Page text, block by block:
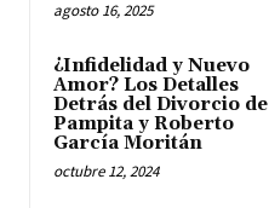
agosto 16, 2025
¿Infidelidad y Nuevo
Amor? Los Detalles
Detrás del Divorcio de
Pampita y Roberto
García Moritán
octubre 12, 2024